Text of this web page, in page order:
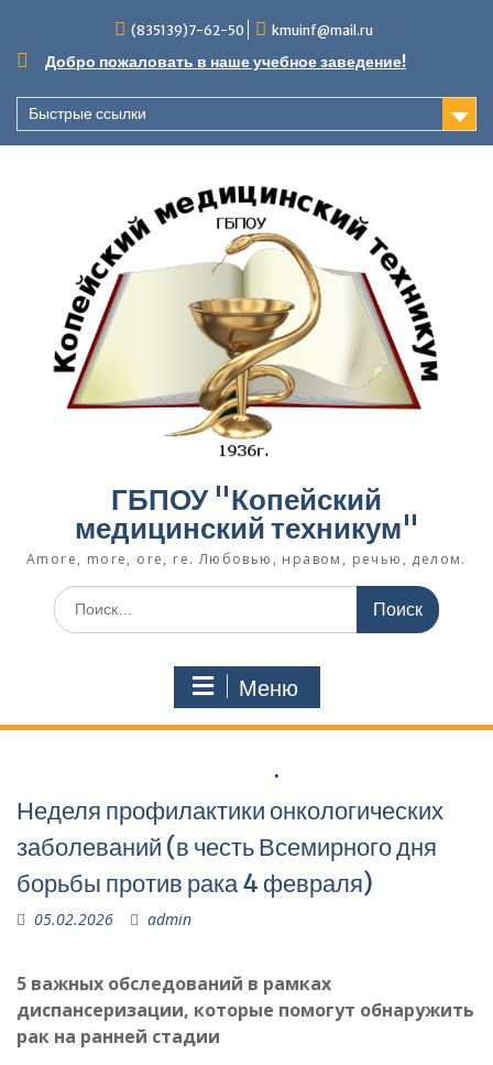
содержимому
(835139)7-62-50 kmuinf@mail.ru
Добро пожаловать в наше учебное заведение!
Быстрые ссылки
ГБПОУ "Копейский
медицинский техникум"
Amore, more, ore, re. Любовью, нравом, речью, делом.
Поиск
по:
Меню
Неделя профилактики онкологических
заболеваний (в честь Всемирного дня
борьбы против рака 4 февраля)
05.02.2026 admin
5 важных обследований в рамках
диспансеризации, которые помогут обнаружить
рак на ранней стадии